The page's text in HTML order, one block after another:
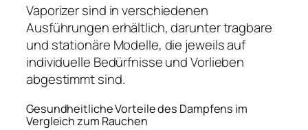
Vaporizer sind in verschiedenen
Ausführungen erhältlich, darunter tragbare
und stationäre Modelle, die jeweils auf
individuelle Bedürfnisse und Vorlieben
abgestimmt sind.
Gesundheitliche Vorteile des Dampfens im
Vergleich zum Rauchen